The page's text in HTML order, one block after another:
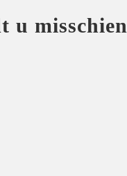
u misschien